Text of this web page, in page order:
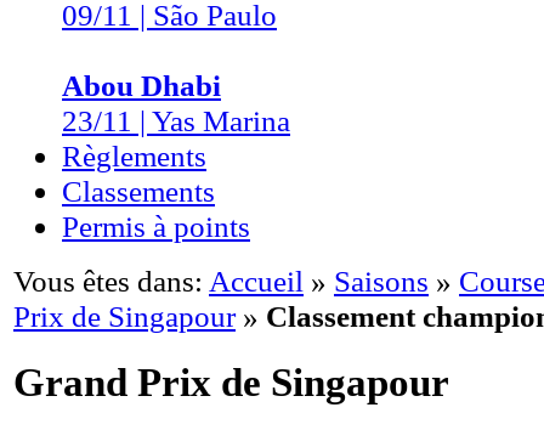
09/11 | São Paulo
Abou Dhabi
23/11 | Yas Marina
Règlements
Classements
Permis à points
Vous êtes dans: Accueil » Saisons »
Prix de Singapour» Classement
Grand Prix de Singapour